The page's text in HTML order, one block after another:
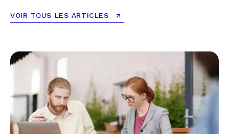
VOIR TOUS LES ARTICLES